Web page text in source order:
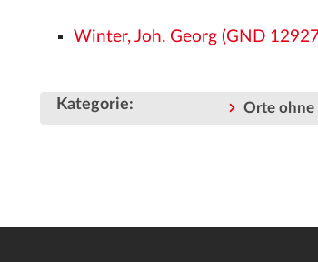
Winter, Joh. Georg (GND
Kategorie: Orte ohne